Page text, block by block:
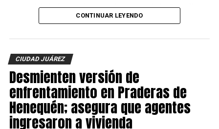
control de la fuga, mientras elementos de laGuardia
Ejército Mexicanoy otras autoridades
garantizar la seguridad durante los trabajos.
Hasta el momento
y las autoridades federales mantienen las
investigaciones para identificar a los responsables de la
instalación ilegal.
CONTINUAR LEYENDO
CIUDAD JUÁREZ
Desmienten versión de
enfrentamiento en Praderas de
Henequén; asegura que agentes
ingresaron a vivienda